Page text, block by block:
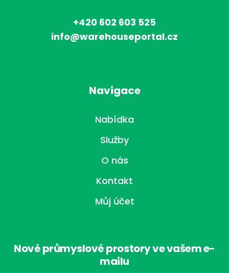
+420 602 603 525
info@warehouseportal.cz
Navigace
Nabídka
Služby
O nás
Kontakt
Můj účet
Nové průmyslové prostory ve vašem e-
mailu